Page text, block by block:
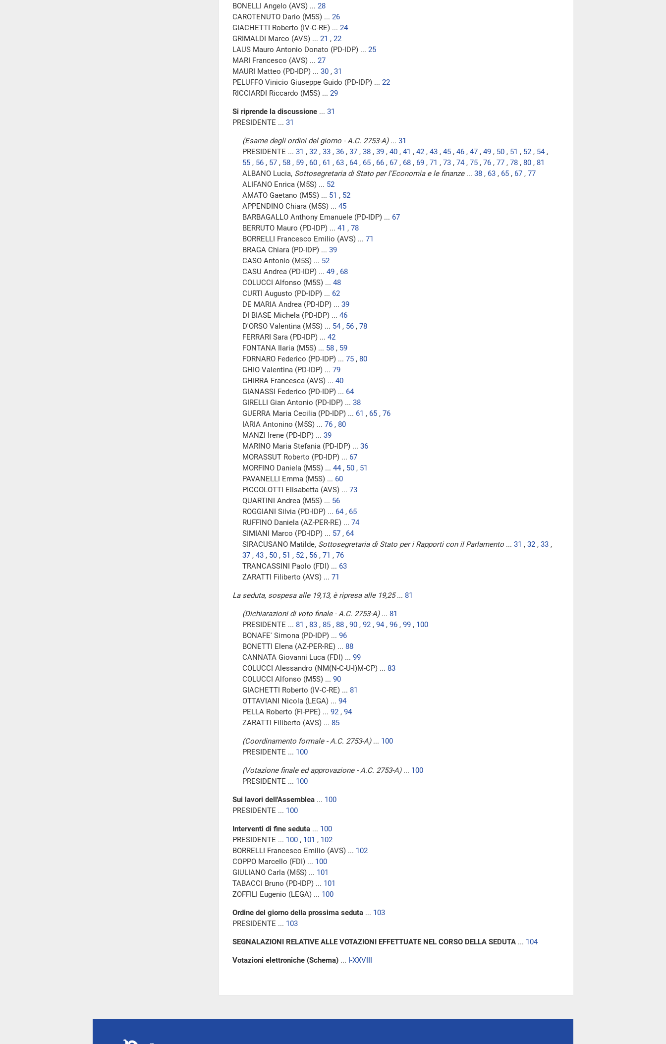
BONELLI Angelo (AVS) ... 28
CAROTENUTO Dario (M5S) ... 26
GIACHETTI Roberto (IV-C-RE) ... 24
GRIMALDI Marco (AVS) ... 21 , 22
LAUS Mauro Antonio Donato (PD-IDP) ... 25
MARI Francesco (AVS) ... 27
MAURI Matteo (PD-IDP) ... 30 , 31
PELUFFO Vinicio Giuseppe Guido (PD-IDP) ... 22
RICCIARDI Riccardo (M5S) ... 29
Si riprende la discussione ... 31
PRESIDENTE ... 31
(Esame degli ordini del giorno - A.C. 2753-A)... 31
PRESIDENTE ... 31 , 32 , 33 , 36 , 37 , 38 , 39 , 40 , 41 , 42 , 43 , 45 , 46 , 47 , 49 , 50 , 51 , 52 , 54 ,
55 , 56 , 57 , 58 , 59 , 60 , 61 , 63 , 64 , 65 , 66 , 67 , 68 , 69 , 71 , 73 , 74 , 75 , 76 , 77 , 78 , 80 , 81
ALBANO Lucia, Sottosegretaria di Stato per l'Economia e le finanze... 38 , 63 , 65 , 67 , 77
ALIFANO Enrica (M5S) ... 52
AMATO Gaetano (M5S) ... 51 , 52
APPENDINO Chiara (M5S) ... 45
BARBAGALLO Anthony Emanuele (PD-IDP) ... 67
BERRUTO Mauro (PD-IDP) ... 41 , 78
BORRELLI Francesco Emilio (AVS) ... 71
BRAGA Chiara (PD-IDP) ... 39
CASO Antonio (M5S) ... 52
CASU Andrea (PD-IDP) ... 49 , 68
COLUCCI Alfonso (M5S) ... 48
CURTI Augusto (PD-IDP) ... 62
DE MARIA Andrea (PD-IDP) ... 39
DI BIASE Michela (PD-IDP) ... 46
D'ORSO Valentina (M5S) ... 54 , 56 , 78
FERRARI Sara (PD-IDP) ... 42
FONTANA Ilaria (M5S) ... 58 , 59
FORNARO Federico (PD-IDP) ... 75 , 80
GHIO Valentina (PD-IDP) ... 79
GHIRRA Francesca (AVS) ... 40
GIANASSI Federico (PD-IDP) ... 64
GIRELLI Gian Antonio (PD-IDP) ... 38
GUERRA Maria Cecilia (PD-IDP) ... 61 , 65 , 76
IARIA Antonino (M5S) ... 76 , 80
MANZI Irene (PD-IDP) ... 39
MARINO Maria Stefania (PD-IDP) ... 36
MORASSUT Roberto (PD-IDP) ... 67
MORFINO Daniela (M5S) ... 44 , 50 , 51
PAVANELLI Emma (M5S) ... 60
PICCOLOTTI Elisabetta (AVS) ... 73
QUARTINI Andrea (M5S) ... 56
ROGGIANI Silvia (PD-IDP) ... 64 , 65
RUFFINO Daniela (AZ-PER-RE) ... 74
SIMIANI Marco (PD-IDP) ... 57 , 64
SIRACUSANO Matilde, Sottosegretaria di Stato per i Rapporti con il Parlamento ... 31 , 32 , 33 ,
37 , 43 , 50 , 51 , 52 , 56 , 71 , 76
TRANCASSINI Paolo (FDI) ... 63
ZARATTI Filiberto (AVS) ... 71
La seduta, sospesa alle 19,13, è ripresa alle 19,25... 81
(Dichiarazioni di voto finale - A.C. 2753-A)... 81
PRESIDENTE ... 81 , 83 , 85 , 88 , 90 , 92 , 94 , 96 , 99 , 100
BONAFE' Simona (PD-IDP) ... 96
BONETTI Elena (AZ-PER-RE) ... 88
CANNATA Giovanni Luca (FDI) ... 99
COLUCCI Alessandro (NM(N-C-U-I)M-CP) ... 83
COLUCCI Alfonso (M5S) ... 90
GIACHETTI Roberto (IV-C-RE) ... 81
OTTAVIANI Nicola (LEGA) ... 94
PELLA Roberto (FI-PPE) ... 92 , 94
ZARATTI Filiberto (AVS) ... 85
(Coordinamento formale - A.C. 2753-A)... 100
PRESIDENTE ... 100
(Votazione finale ed approvazione - A.C. 2753-A)... 100
PRESIDENTE ... 100
Sui lavori dell'Assemblea ... 100
PRESIDENTE ... 100
Interventi di fine seduta ... 100
PRESIDENTE ... 100 , 101 , 102
BORRELLI Francesco Emilio (AVS) ... 102
COPPO Marcello (FDI) ... 100
GIULIANO Carla (M5S) ... 101
TABACCI Bruno (PD-IDP) ... 101
ZOFFILI Eugenio (LEGA) ... 100
Ordine del giorno della prossima seduta ... 103
PRESIDENTE ... 103
SEGNALAZIONI RELATIVE ALLE VOTAZIONI EFFETTUATE NEL CORSO DELLA SEDUTA ... 104
Votazioni elettroniche (Schema) ... I-XXVIII